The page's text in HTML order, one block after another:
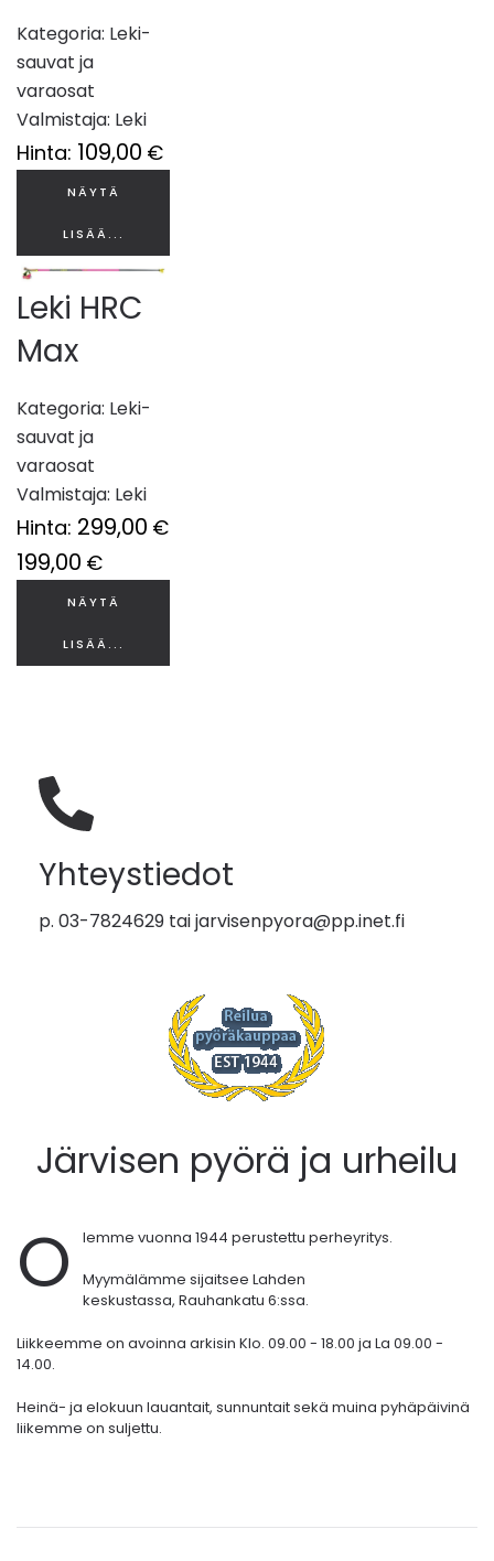
Kategoria: Leki-
sauvat ja
varaosat
Valmistaja: Leki
Hinta: 109,00 €
NÄYTÄ
LISÄÄ...
Leki HRC
Max
Kategoria: Leki-
sauvat ja
varaosat
Valmistaja: Leki
Hinta: 299,00 €
199,00 €
NÄYTÄ
LISÄÄ...
Yhteystiedot
p. 03-7824629 taijarvisenpyora@pp.inet.fi
Järvisen pyörä ja urheilu
O
lemme vuonna 1944 perustettu perheyritys.
Myymälämme sijaitsee Lahden
keskustassa, Rauhankatu 6:ssa.
Liikkeemme on avoinna arkisin Klo. 09.00 - 18.00 ja La 09.00 -
14.00.
Heinä- ja elokuun lauantait, sunnuntait sekä muina pyhäpäivinä
liikemme on suljettu.